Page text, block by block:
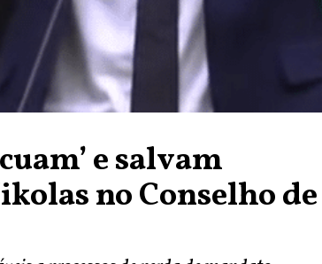
e salvam
no Conselho de